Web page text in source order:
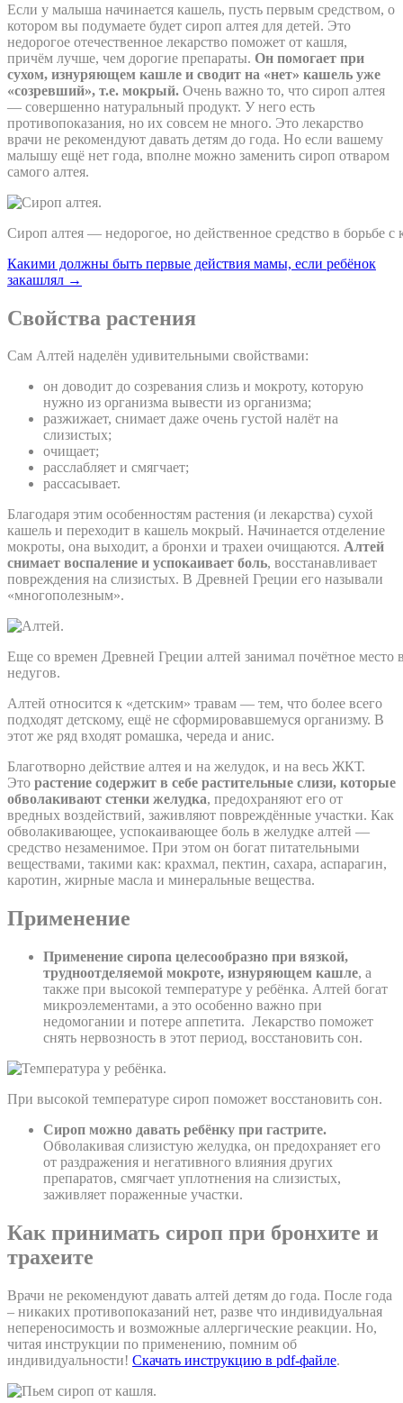
Если у малыша начинается кашель, пусть первым средством, о
котором вы подумаете будет сироп алтея для детей. Это
недорогое отечественное лекарство поможет от кашля,
причём лучше, чем дорогие препараты. Он помогает при
сухом, изнуряющем кашле и сводит на «нет» кашель уже
«созревший», т.е. мокрый. Очень важно то, что сироп алтея
— совершенно натуральный продукт. У него есть
противопоказания, но их совсем не много. Это лекарство
врачи не рекомендуют давать детям до года. Но если вашему
малышу ещё нет года, вполне можно заменить сироп отваром
самого алтея.
Сироп алтея — недорогое, но действенное средство в борьбе с
Какими должны быть первые действия мамы, если ребёнок
закашлял →
Свойства растения
Сам Алтей наделён удивительными свойствами:
он доводит до созревания слизь и мокроту, которую
нужно из организма вывести из организма;
разжижает, снимает даже очень густой налёт на
слизистых;
очищает;
расслабляет и смягчает;
рассасывает.
Благодаря этим особенностям растения (и лекарства) сухой
кашель и переходит в кашель мокрый. Начинается отделение
мокроты, она выходит, а бронхи и трахеи очищаются. Алтей
снимает воспаление и успокаивает боль, восстанавливает
повреждения на слизистых. В Древней Греции его называли
«многополезным».
Еще со времен Древней Греции алтей занимал почётное место
недугов.
Алтей относится к «детским» травам — тем, что более всего
подходят детскому, ещё не сформировавшемуся организму. В
этот же ряд входят ромашка, череда и анис.
Благотворно действие алтея и на желудок, и на весь ЖКТ.
Это растение содержит в себе растительные слизи, которые
обволакивают стенки желудка, предохраняют его от
вредных воздействий, заживляют повреждённые участки. Как
обволакивающее, успокаивающее боль в желудке алтей —
средство незаменимое. При этом он богат питательными
веществами, такими как: крахмал, пектин, сахара, аспарагин,
каротин, жирные масла и минеральные вещества.
Применение
Применение сиропа целесообразно при вязкой,
трудноотделяемой мокроте, изнуряющем кашле, а
также при высокой температуре у ребёнка. Алтей богат
микроэлементами, а это особенно важно при
недомогании и потере аппетита. Лекарство поможет
снять нервозность в этот период, восстановить сон.
При высокой температуре сироп поможет восстановить сон.
Сироп можно давать ребёнку при гастрите.
Обволакивая слизистую желудка, он предохраняет его
от раздражения и негативного влияния других
препаратов, смягчает уплотнения на слизистых,
заживляет пораженные участки.
Как принимать сироп при бронхите и
трахеите
Врачи не рекомендуют давать алтей детям до года. После года
– никаких противопоказаний нет, разве что индивидуальная
непереносимость и возможные аллергические реакции. Но,
читая инструкции по применению, помним об
индивидуальности! Скачать инструкцию в pdf-файле.